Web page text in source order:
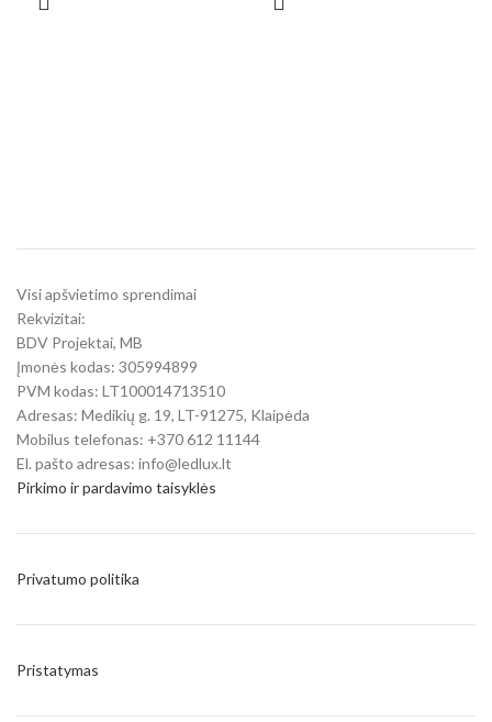
Visi apšvietimo sprendimai
Rekvizitai:
BDV Projektai, MB
Įmonės kodas: 305994899
PVM kodas: LT100014713510
Adresas: Medikių g. 19, LT-91275, Klaipėda
Mobilus telefonas: +370 612 11144
El. pašto adresas: info@ledlux.lt
Pirkimo ir pardavimo taisyklės
Privatumo politika
Pristatymas